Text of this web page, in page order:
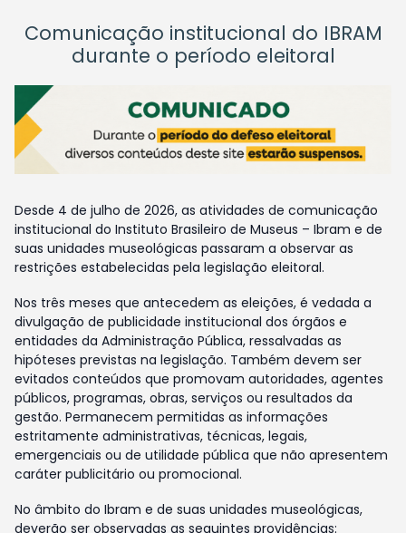
Comunicação institucional do IBRAM
durante o período eleitoral
Desde 4 de julho de 2026, as atividades de comunicação
institucional do Instituto Brasileiro de Museus – Ibram e de
suas unidades museológicas passaram a observar as
restrições estabelecidas pela legislação eleitoral.
Nos três meses que antecedem as eleições, é vedada a
divulgação de publicidade institucional dos órgãos e
entidades da Administração Pública, ressalvadas as
hipóteses previstas na legislação. Também devem ser
evitados conteúdos que promovam autoridades, agentes
públicos, programas, obras, serviços ou resultados da
gestão. Permanecem permitidas as informações
estritamente administrativas, técnicas, legais,
emergenciais ou de utilidade pública que não apresentem
caráter publicitário ou promocional.
No âmbito do Ibram e de suas unidades museológicas,
deverão ser observadas as seguintes providências: